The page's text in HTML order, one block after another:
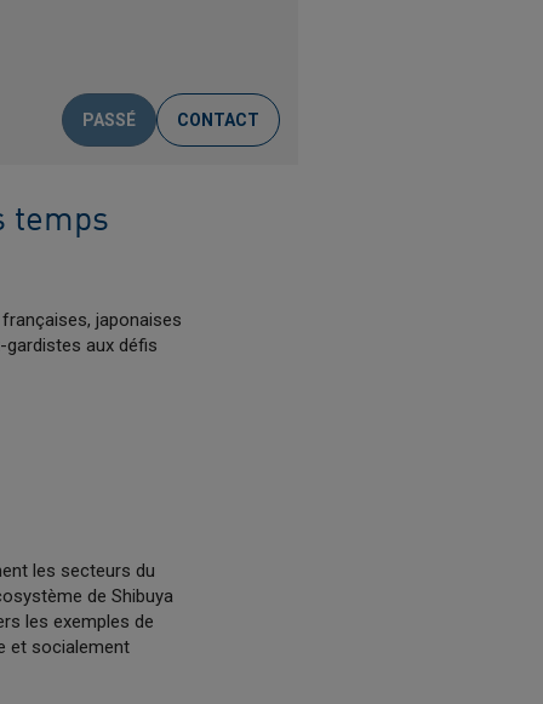
PASSÉ CONTACT
temps
japonaises
aux défis
les secteurs du
de Shibuya
les exemples de
et socialement